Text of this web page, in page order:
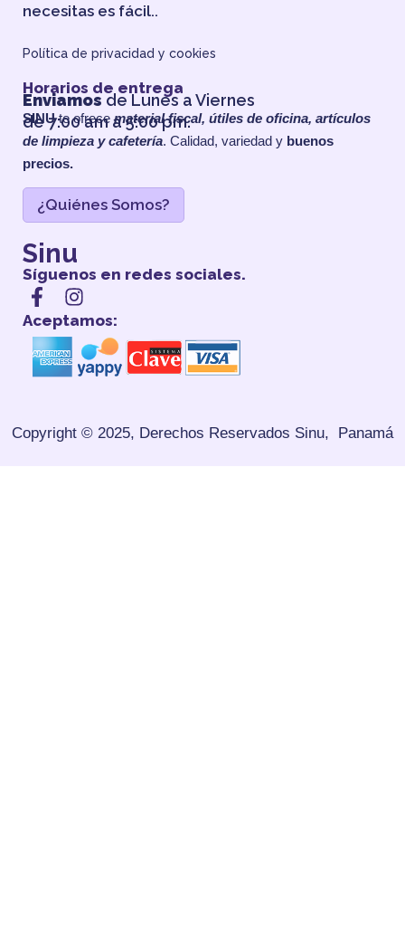
necesitas es fácil..
Política de privacidad y cookies
Horarios de entrega
Enviamos de Lunes a Viernes
de 7:00 am a 5:00 pm.
SINUte ofrecematerial fiscal, útiles de oficina, artículos
de limpieza y cafetería. Calidad, variedad y buenos
precios.
¿Quiénes Somos?
Sinu
Síguenos en redes sociales.
Aceptamos:
Copyright © 2025, Derechos Reservados Sinu, Panamá